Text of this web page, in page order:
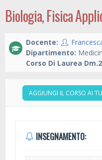
Biologia, Fisica
Docente:
Dipartimento:
Corso Di Laurea
AGGIUNGI IL CORSO AI
INSEGNAMENTO: